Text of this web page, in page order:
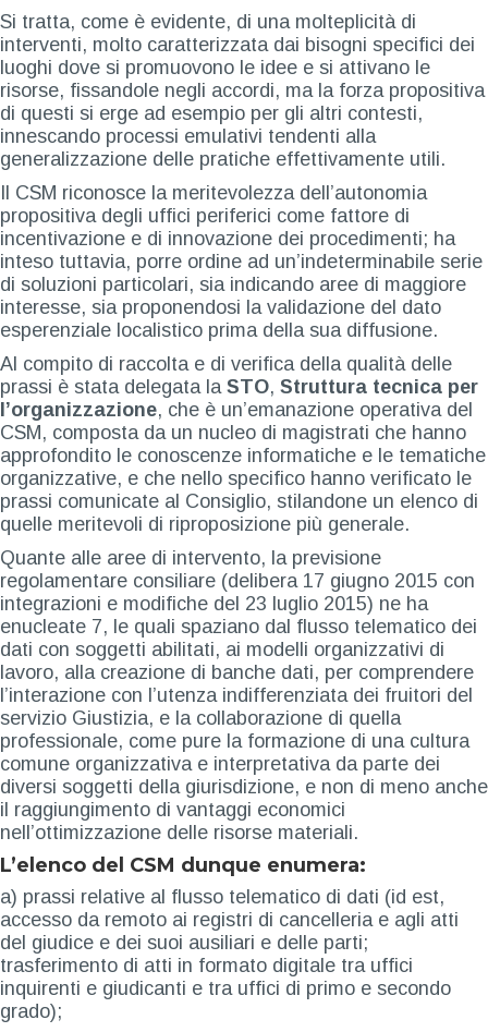
Si tratta, come è evidente, di una molteplicità di
interventi, molto caratterizzata dai bisogni specifici dei
luoghi dove si promuovono le idee e si attivano le
risorse, fissandole negli accordi, ma la forza propositiva
di questi si erge ad esempio per gli altri contesti,
innescando processi emulativi tendenti alla
generalizzazione delle pratiche effettivamente utili.
Il CSM riconosce la meritevolezza dell’autonomia
propositiva degli uffici periferici come fattore di
incentivazione e di innovazione dei procedimenti; ha
inteso tuttavia, porre ordine ad un’indeterminabile serie
di soluzioni particolari, sia indicando aree di maggiore
interesse, sia proponendosi la validazione del dato
esperenziale localistico prima della sua diffusione.
Al compito di raccolta e di verifica della qualità delle
prassi è stata delegata la STO, Struttura tecnica per
l’organizzazione, che è un’emanazione operativa del
CSM, composta da un nucleo di magistrati che hanno
approfondito le conoscenze informatiche e le tematiche
organizzative, e che nello specifico hanno verificato le
prassi comunicate al Consiglio, stilandone un elenco di
quelle meritevoli di riproposizione più generale.
Quante alle aree di intervento, la previsione
regolamentare consiliare (delibera 17 giugno 2015 con
integrazioni e modifiche del 23 luglio 2015) ne ha
enucleate 7, le quali spaziano dal flusso telematico dei
dati con soggetti abilitati, ai modelli organizzativi di
lavoro, alla creazione di banche dati, per comprendere
l’interazione con l’utenza indifferenziata dei fruitori del
servizio Giustizia, e la collaborazione di quella
professionale, come pure la formazione di una cultura
comune organizzativa e interpretativa da parte dei
diversi soggetti della giurisdizione, e non di meno anche
il raggiungimento di vantaggi economici
nell’ottimizzazione delle risorse materiali.
L’elenco del CSM dunque enumera:
a) prassi relative al flusso telematico di dati (id est,
accesso da remoto ai registri di cancelleria e agli atti
del giudice e dei suoi ausiliari e delle parti;
trasferimento di atti in formato digitale tra uffici
inquirenti e giudicanti e tra uffici di primo e secondo
grado);